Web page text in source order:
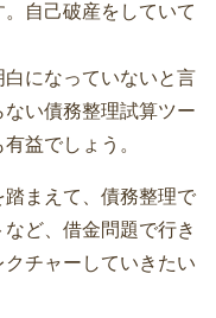
自己破産をしていて
になっていないと言
い債務整理試算ツー
益でしょう。
まえて、債務整理で
ど、借金問題で行き
チャーしていきたい